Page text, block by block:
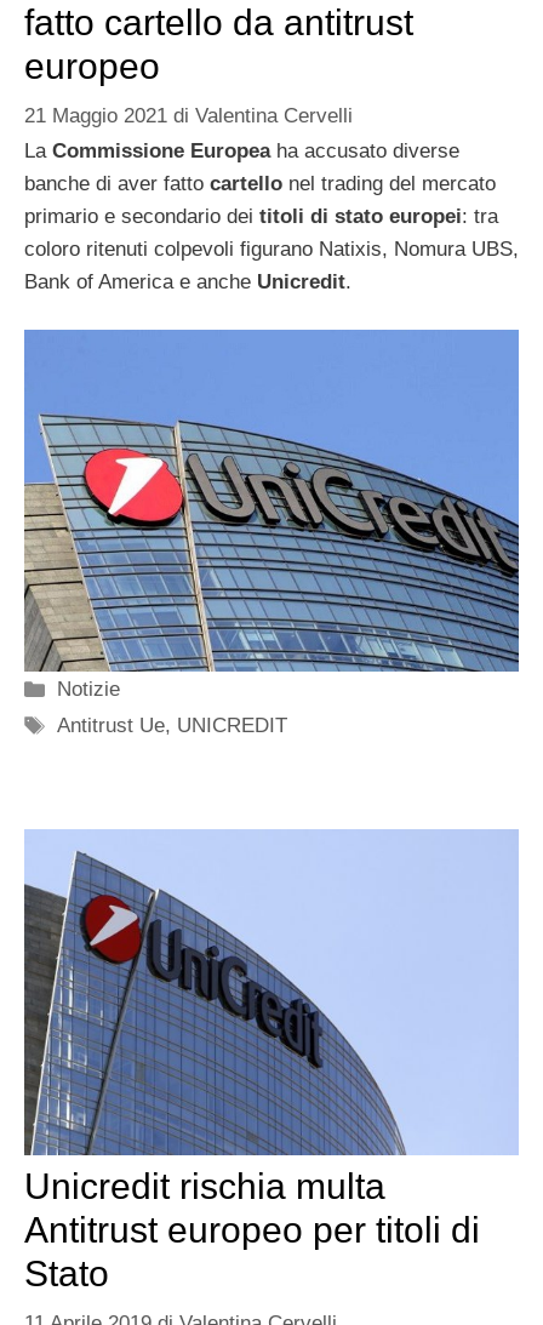
fatto cartello da antitrust
europeo
21 Maggio 2021 di Valentina Cervelli
La Commissione Europeaha accusato diverse
banche di aver fatto cartello nel trading del mercato
primario e secondario dei titoli di stato europei: tra
coloro ritenuti colpevoli figurano Natixis, Nomura UBS,
Bank of America e anche Unicredit.
Categorie
Notizie
Tag
Antitrust Ue, UNICREDIT
Unicredit rischia multa
Antitrust europeo per titoli di
Stato